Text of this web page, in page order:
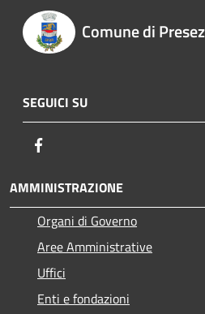
Comune di
SEGUICI SU
AMMINISTRAZIONE
Organi di Governo
Aree Amministrative
Uffici
Enti e fondazioni